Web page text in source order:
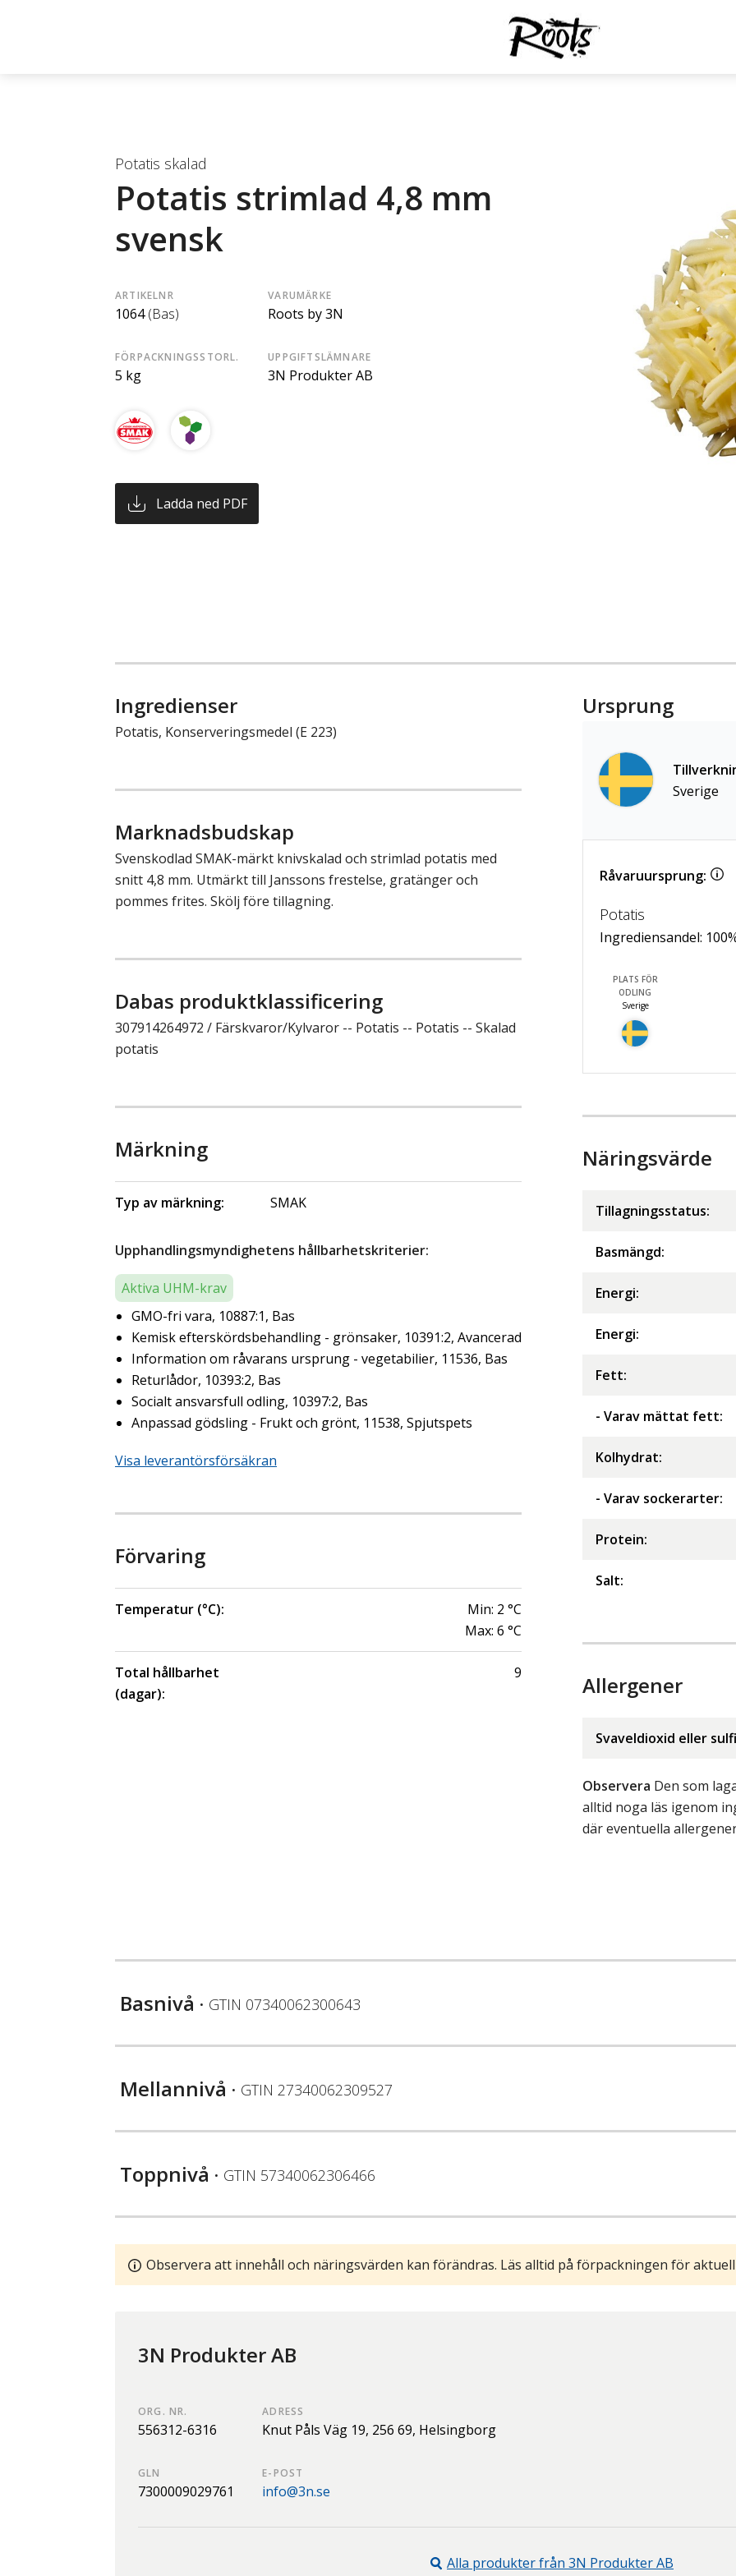
Potatis skalad
Potatis strimlad 4,8 mm
svensk
ARTIKELNR
1064 (Bas)
VARUMÄRKE
Roots by 3N
FÖRPACKNINGSSTORL.
5 kg
UPPGIFTSLÄMNARE
3N Produkter AB
Ladda ned PDF
Ingredienser
Potatis, Konserveringsmedel (E 223)
Marknadsbudskap
Svenskodlad SMAK-märkt knivskalad och strimlad potatis med
snitt 4,8 mm. Utmärkt till Janssons frestelse, gratänger och
pommes frites. Skölj före tillagning.
Dabas produktklassificering
307914264972 / Färskvaror/Kylvaror -- Potatis -- Potatis -- Skalad
potatis
Märkning
Typ av märkning: SMAK
Upphandlingsmyndighetens hållbarhetskriterier:
Aktiva UHM-krav
GMO-fri vara, 10887:1, Bas
Kemisk efterskördsbehandling - grönsaker, 10391:2, Avancerad
Information om råvarans ursprung - vegetabilier, 11536, Bas
Returlådor, 10393:2, Bas
Socialt ansvarsfull odling, 10397:2, Bas
Anpassad gödsling - Frukt och grönt, 11538, Spjutspets
Visa leverantörsförsäkran
Förvaring
Temperatur (°C): Min: 2 °C
Max: 6 °C
Total hållbarhet
(dagar):
9
Ursprung
Sverige
Råvaruursprung:
Potatis
Ingrediensandel: 100
PLATS FÖR
ODLING
Sverige
Näringsvärde
Tillagningsstatus:
Basmängd:
Energi:
Energi:
Fett:
- Varav mättat fett:
Kolhydrat:
- Varav sockerarter:
Protein:
Salt:
Allergener
Svaveldioxid eller
Observera Den som
alltid noga läs igenom
där eventuella
Basnivå • GTIN 07340062300643
Mellannivå • GTIN 27340062309527
Toppnivå • GTIN 57340062306466
Observera att innehåll och näringsvärden kan förändras. Läs alltid på förpackningen för
3N Produkter AB
ORG. NR.
556312-6316
GLN
7300009029761
ADRESS
Knut Påls Väg 19, 256 69, Helsingborg
E-POST
info@3n.se
Alla produkter från 3N Produkter AB